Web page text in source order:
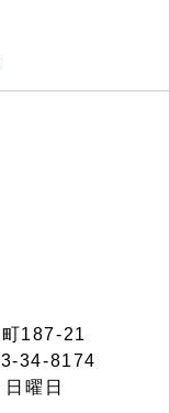
187-21
34-8174
曜日